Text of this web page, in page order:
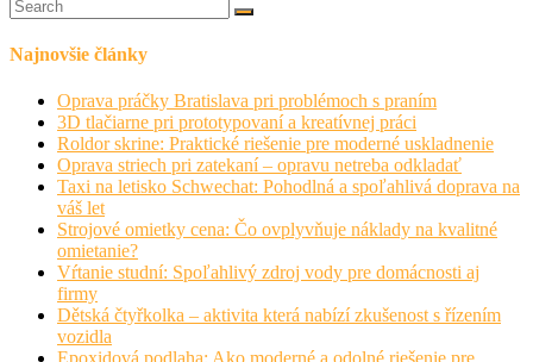
Najnovšie články
Oprava práčky Bratislava pri problémoch s praním
3D tlačiarne pri prototypovaní a kreatívnej práci
Roldor skrine: Praktické riešenie pre moderné uskladnenie
Oprava striech pri zatekaní – opravu netreba odkladať
Taxi na letisko Schwechat: Pohodlná a spoľahlivá doprava na
váš let
Strojové omietky cena: Čo ovplyvňuje náklady na kvalitné
omietanie?
Vŕtanie studní: Spoľahlivý zdroj vody pre domácnosti aj
firmy
Dětská čtyřkolka – aktivita která nabízí zkušenost s řízením
vozidla